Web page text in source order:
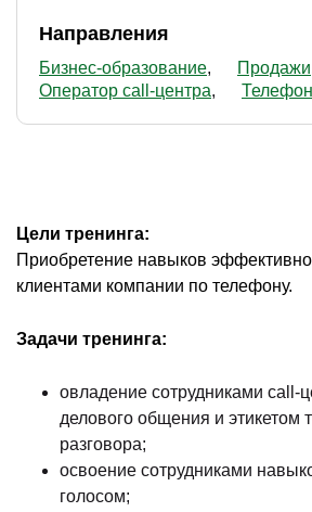
Направления
Бизнес-образование
Продажи
Оператор сall-центра
Цели тренинга:
Приобретение навыков
клиентами компании по телефону.
Задачи тренинга:
овладение сотрудниками call-
делового общения и этикетом
разговора;
освоение сотрудниками
голосом;